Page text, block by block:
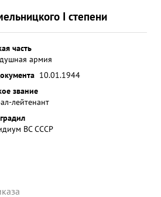
I степени
часть
армия
10.01.1944
звание
лейтенант
ВС СССР